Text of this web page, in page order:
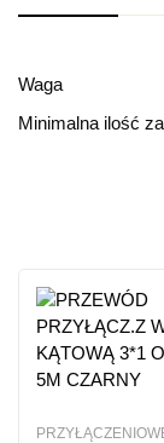
Waga
Minimalna ilość
Ocena i
Ten produkt nie